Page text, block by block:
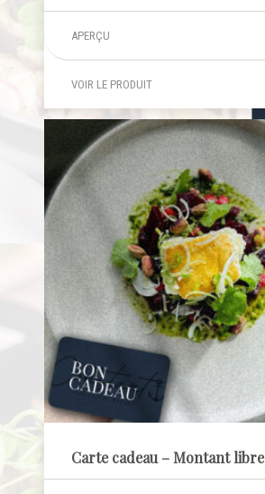
APERÇU
VOIR LE PRODUIT
Carte cadeau – Montant libre